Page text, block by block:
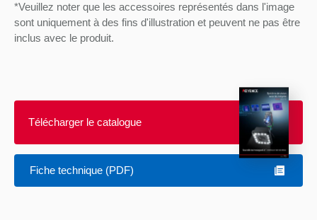
*Veuillez noter que les accessoires représentés dans l'image
sont uniquement à des fins d'illustration et peuvent ne pas être
inclus avec le produit.
Télécharger le catalogue
Fiche technique (PDF)